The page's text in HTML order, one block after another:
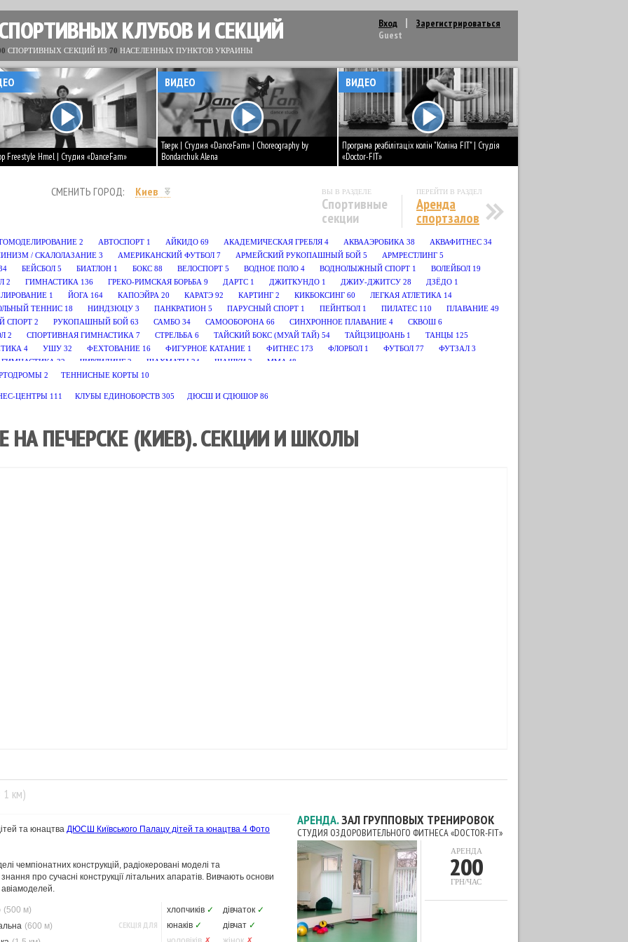
Вход
Зарегистрироваться
Guest
КЛУБОВ И СЕКЦИЙ
СПОРТИВНЫХ СЕКЦИЙ ИЗ 70 НАСЕЛЕННЫХ ПУНКТОВ УКРАИНЫ
Freestyle Hmel | Студия «DanceFam»
Тверк | Студия «DanceFam» | Choreography by
Bondarchuk Alena
ВИДЕО
Програма реабілітаціх колін "Коліна FIT" | Студія
«Doctor-FIT»
ВИДЕО
СМЕНИТЬ ГОРОД: Киев ВЫ В РАЗДЕЛЕ
Спортивные
секции
ПЕРЕЙТИ В РАЗДЕЛ
Аренда
спортзалов
2 АВТОСПОРТ 1 АЙКИДО 69 АКАДЕМИЧЕСКАЯ ГРЕБЛЯ 4 АКВААЭРОБИКА 38 АКВАФИТНЕС 34
/ СКАЛОЛАЗАНИЕ 3 АМЕРИКАНСКИЙ ФУТБОЛ 7 АРМЕЙСКИЙ РУКОПАШНЫЙ БОЙ 5 АРМРЕСТЛИНГ 5
БЕЙСБОЛ 5 БИАТЛОН 1 БОКС 88 ВЕЛОСПОРТ 5 ВОДНОЕ ПОЛО 4 ВОДНОЛЫЖНЫЙ СПОРТ 1 ВОЛЕЙБОЛ 19
2 ГИМНАСТИКА 136 ГРЕКО-РИМСКАЯ БОРЬБА 9 ДАРТС 1 ДЖИТКУНДО 1 ДЖИУ-ДЖИТСУ 28 ДЗЁДО 1
1 ЙОГА 164 КАПОЭЙРА 20 КАРАТЭ 92 КАРТИНГ 2 КИКБОКСИНГ 60 ЛЕГКАЯ АТЛЕТИКА 14
ТЕННИС 18 НИНДЗЮЦУ 3 ПАНКРАТИОН 5 ПАРУСНЫЙ СПОРТ 1 ПЕЙНТБОЛ 1 ПИЛАТЕС 110 ПЛАВАНИЕ 49
СПОРТ 2 РУКОПАШНЫЙ БОЙ 63 САМБО 34 САМООБОРОНА 66 СИНХРОННОЕ ПЛАВАНИЕ 4 СКВОШ 6
2 СПОРТИВНАЯ ГИМНАСТИКА 7 СТРЕЛЬБА 6 ТАЙСКИЙ БОКС (МУАЙ ТАЙ) 54 ТАЙЦЗИЦЮАНЬ 1 ТАНЦЫ 125
4 УШУ 32 ФЕХТОВАНИЕ 16 ФИГУРНОЕ КАТАНИЕ 1 ФИТНЕС 173 ФЛОРБОЛ 1 ФУТБОЛ 77 ФУТЗАЛ 3
32 ЧИРЛИДИНГ 2 ШАХМАТЫ 24 ШАШКИ 3 MMA 48
2 ТЕННИСНЫЕ КОРТЫ 10
ЦЕНТРЫ 111 КЛУБЫ ЕДИНОБОРСТВ 305 ДЮСШ И СДЮШОР 86
ПЕЧЕРСКЕ (КИЕВ). СЕКЦИИ И ШКОЛЫ
1 км)
та юнацтва ДЮСШ Київського Палацу дітей та юнацтва 4 Фото
чемпіонатних конструкцій, радіокеровані моделі та
про сучасні конструкції літальних апаратів. Вивчають основи
(500 м)
(600 м)
СЕКЦІЯ ДЛЯ
хлопчиків ✓ дівчаток ✓
юнаків ✓ дівчат ✓
АРЕНДА.ЗАЛ ГРУППОВЫХ ТРЕНИРОВОК
СТУДИЯ ОЗДОРОВИТЕЛЬНОГО ФИТНЕСА «DOCTOR-FIT»
АРЕНДА
200
ГРН/ЧАС